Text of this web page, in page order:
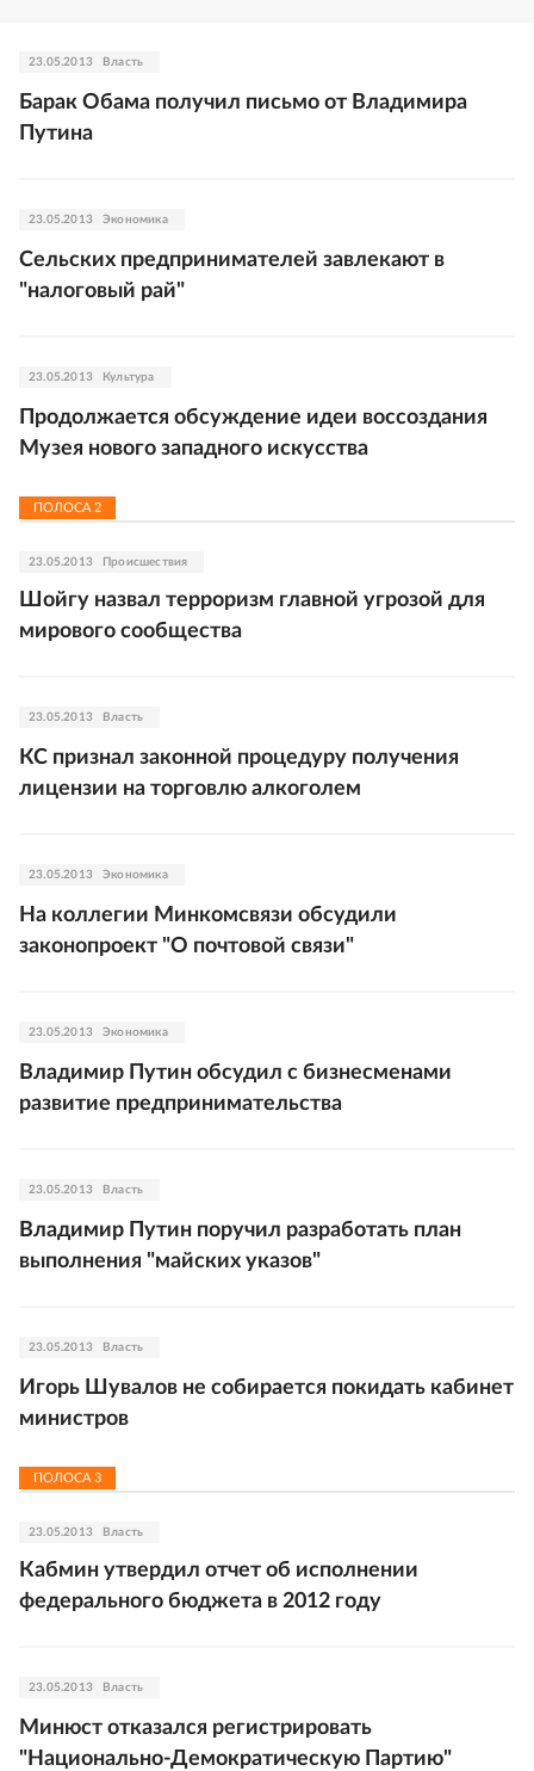
23.05.2013 Власть
Барак Обама получил письмо от Владимира
Путина
23.05.2013 Экономика
Сельских предпринимателей завлекают в
"налоговый рай"
23.05.2013 Культура
Продолжается обсуждение идеи воссоздания
Музея нового западного искусства
ПОЛОСА 2
23.05.2013 Происшествия
Шойгу назвал терроризм главной угрозой для
мирового сообщества
23.05.2013 Власть
КС признал законной процедуру получения
лицензии на торговлю алкоголем
23.05.2013 Экономика
На коллегии Минкомсвязи обсудили
законопроект "О почтовой связи"
23.05.2013 Экономика
Владимир Путин обсудил с бизнесменами
развитие предпринимательства
23.05.2013 Власть
Владимир Путин поручил разработать план
выполнения "майских указов"
23.05.2013 Власть
Игорь Шувалов не собирается покидать кабинет
министров
ПОЛОСА 3
23.05.2013 Власть
Кабмин утвердил отчет об исполнении
федерального бюджета в 2012 году
23.05.2013 Власть
Минюст отказался регистрировать
"Национально-Демократическую Партию"